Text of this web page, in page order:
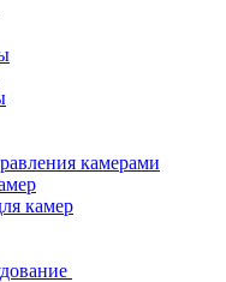
камерами
камер